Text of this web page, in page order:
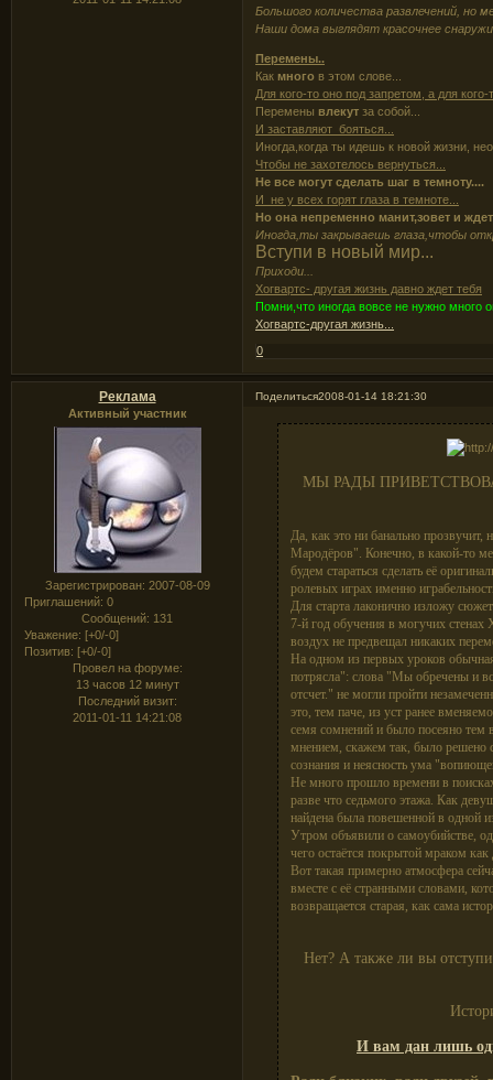
Большого количества развлечений, но
Наши дома выглядят красочнее
Перемены..
Какмного в этом слове...
Для кого-то оно под запретом, а для
Перемены влекут за собой...
И заставляют бояться...
Иногда,когда ты идешь к новой жизни,
Чтобы не захотелось вернуться...
Не все могут сделать шаг в темноту....
И не у всех горят глаза в темноте...
Но она непременно манит,зовет и ждет
Иногда,ты закрываешь глаза,чтобы
Вступи в новый мир...
Приходи...
Хогвартс- другая жизнь давно ждет тебя
Помни,что иногда вовсе не нужно много
Хогвартс-другая жизнь...
0
Поделиться2008-01-14 18:21:30
Реклама
Активный участник
Зарегистрирован: 2007-08-09
Приглашений: 0
Сообщений: 131
Уважение: [+0/-0]
Позитив: [+0/-0]
Провел на форуме:
13 часов 12 минут
Последний визит:
2011-01-11 14:21:08
МЫ РАДЫ
Да, как это ни банально
Мародёров". Конечно, в какой-то
будем стараться сделать её
ролевых играх именно
Для старта лаконично изложу
7-й год обучения в могучих стенах
воздух не предвещал никаких
На одном из первых уроков
потрясла": слова "Мы обречены и
отсчет." не могли пройти
это, тем паче, из уст ранее
семя сомнений и было посеяно тем
мнением, скажем так, было решено
сознания и неясность ума
Не много прошло времени в
разве что седьмого этажа. Как
найдена была повешенной в одной
Утром объявили о самоубийстве,
чего остаётся покрытой мраком
Вот такая примерно атмосфера
вместе с её странными словами,
возвращается старая, как сама
Нет? А также ли вы
И вам дан лишь